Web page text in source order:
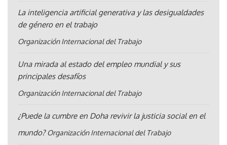
La inteligencia artificial generativa y las desigualdades
de género en el trabajo
Organización Internacional del Trabajo
Una mirada al estado del empleo mundial y sus
principales desafíos
Organización Internacional del Trabajo
¿Puede la cumbre en Doha revivir la justicia social en el
mundo? Organización Internacional del Trabajo